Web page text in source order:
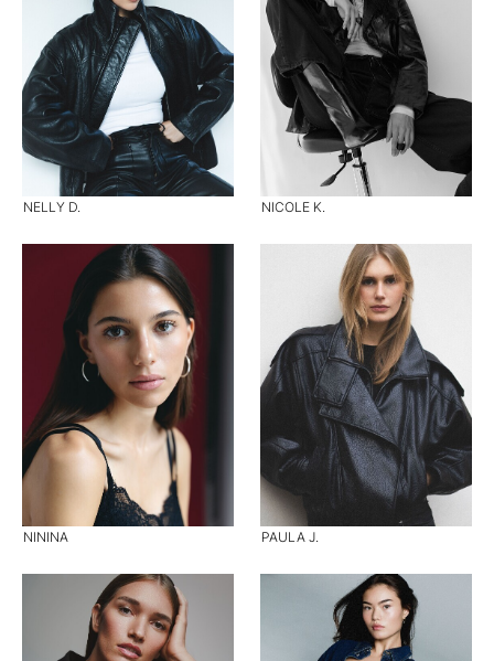
NELLY D. NICOLE K.
NININA PAULA J.